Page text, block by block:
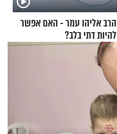
הרב אליהו עמר - האם אפשר
להיות דתי בלב?